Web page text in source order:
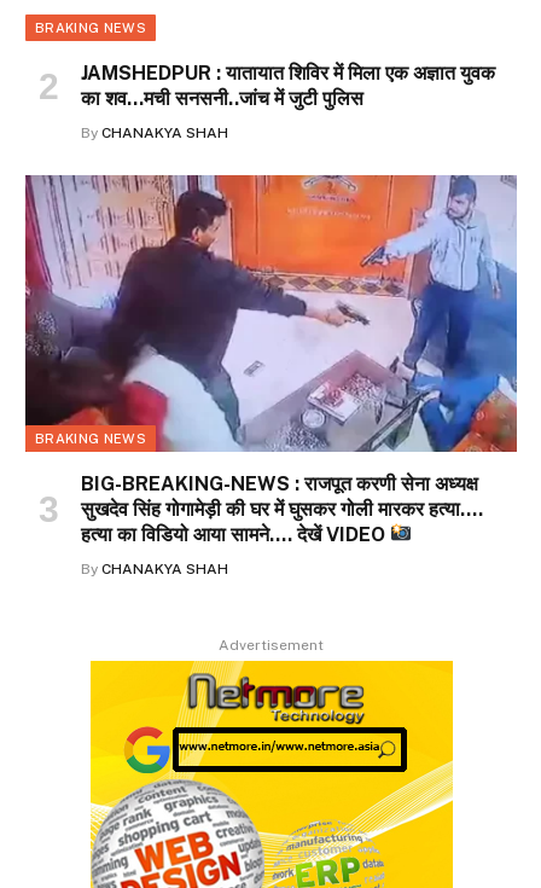
BRAKING NEWS
JAMSHEDPUR : यातायात शिविर में मिला एक अज्ञात युवक
का शव…मची सनसनी..जांच में जुटी पुलिस
By CHANAKYA SHAH
BRAKING NEWS
BIG-BREAKING-NEWS : राजपूत करणी सेना अध्यक्ष
सुखदेव सिंह गोगामेड़ी की घर में घुसकर गोली मारकर हत्या….
हत्या का विडियो आया सामने…. देखें VIDEO
By CHANAKYA SHAH
Advertisement